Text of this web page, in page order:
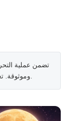
تضمن عملية
وموثوقة.